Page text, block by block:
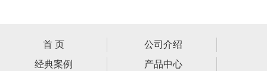
首 页
公司介绍
经典案例
产品中心